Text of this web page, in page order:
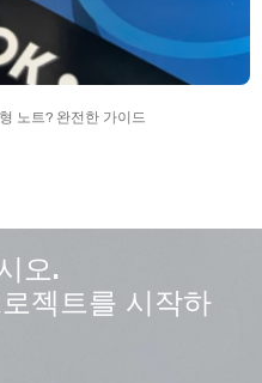
노트? 완전한 가이드
오.
젝트를 시작하